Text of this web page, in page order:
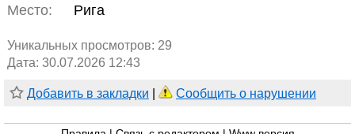
Место:
Рига
Уникальных просмотров: 29
Дата: 30.07.2026 12:43
Добавить в закладки Сообщить о нарушении